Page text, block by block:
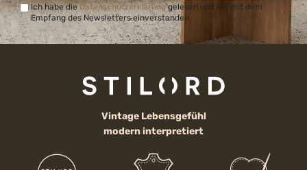
Ich habe dieDatenschutzerklärunggelesen und bin mit dem
Empfang des Newsletters einverstanden.
Vintage Lebensgefühl
modern interpretiert